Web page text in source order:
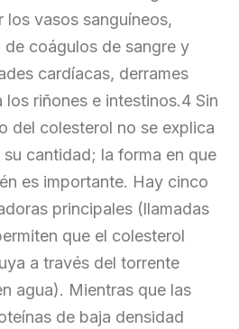
los vasos sanguíneos,
de coágulos de sangre y
cardíacas, derrames
riñones e intestinos.4 Sin
del colesterol no se explica
cantidad; la forma en que
es importante. Hay cinco
principales (llamadas
que el colesterol
a través del torrente
agua). Mientras que las
de baja densidad